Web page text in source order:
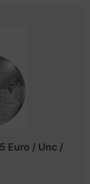
Euro / Unc /